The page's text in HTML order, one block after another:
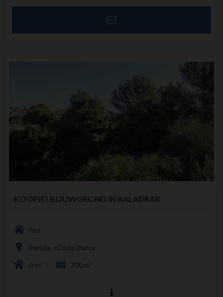
KOOPJE! BOUWGROND IN BALADRAR
Plot
Benissa->Costa Blanca
0 m² 700 m²